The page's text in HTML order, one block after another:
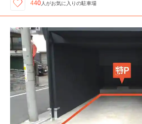
440 人がお気に入りの駐車場